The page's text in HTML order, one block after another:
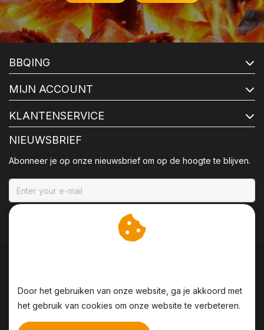
BBQING
MIJN ACCOUNT
KLANTENSERVICE
NIEUWSBRIEF
Abonneer je op onze nieuwsbrief om op de hoogte te blijven.
Door het gebruiken van onze website, ga je akkoord met
het gebruik van cookies om onze website te verbeteren.